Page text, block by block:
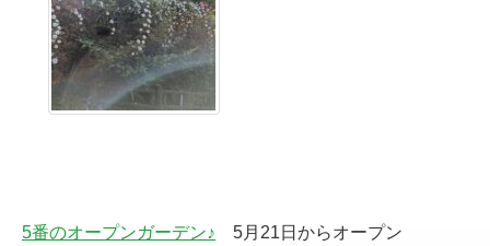
5番のオープンガーデン♪ 5月21日からオープン